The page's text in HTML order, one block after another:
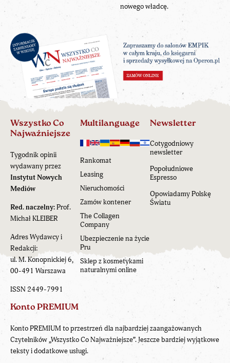
nowego władcę.
Wszystko Co
Najważniejsze
Tygodnik opinii
wydawany przez
Instytut Nowych
Mediów
Red. naczelny:Prof.
Michał KLEIBER
Adres Wydawcy i
Redakcji:
ul. M. Konopnickiej 6,
00-491 Warszawa
ISSN 2449-7991
Multilanguage
Rankomat
Leasing
Nieruchomości
Zamów kontener
The Collagen
Company
Ubezpieczenie na życie
Pru
Sklep z kosmetykami
naturalnymi online
Newsletter
Cotygodniowy
newsletter
Popołudniowe
Espresso
Opowiadamy Polskę
Światu
Konto PREMIUM
Konto PREMIUM to przestrzeń dla najbardziej zaangażowanych
Czytelników „Wszystko Co Najważniejsze”. Jeszcze bardziej wyjątkowe
teksty i dodatkowe usługi.